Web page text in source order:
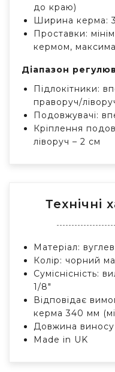
до краю)
Ширина керма:
Проставки:
кермом,
Діапазон
Підлокітники:
праворуч/
Подовжувачі:
Кріплення
ліворуч – 2 см
Технічні
Матеріал:
Колір: чорний
Суміснісність:
1/8"
Відповідає
керма 340 мм
Довжина
Made in UK